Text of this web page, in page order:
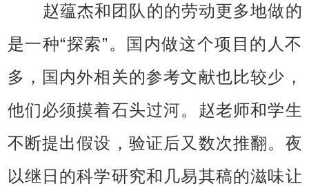
赵蕴杰和团队的的劳动更多地做的
是一种“探索”。国内做这个项目的人不
多，国内外相关的参考文献也比较少，
他们必须摸着石头过河。赵老师和学生
不断提出假设，验证后又数次推翻。夜
以继日的科学研究和几易其稿的滋味让